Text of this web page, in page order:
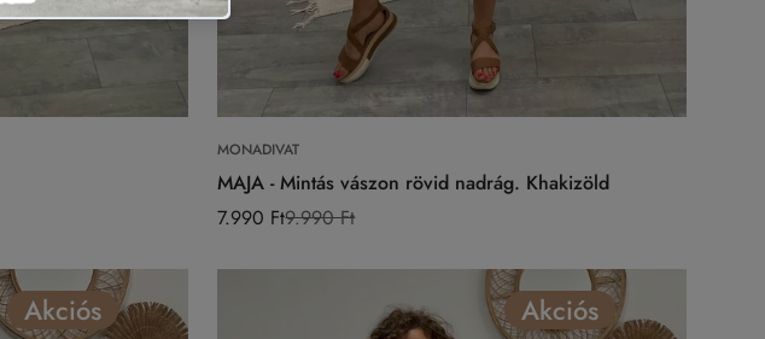
MONADIVAT
MAJA - Mintás vászon rövid nadrág. Khakizöld
Eladási
7.990 Ft
Normál 9.990 Ft
Akciós Akciós